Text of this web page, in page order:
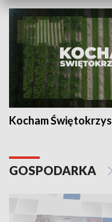
Kocham
GOSPODARKA